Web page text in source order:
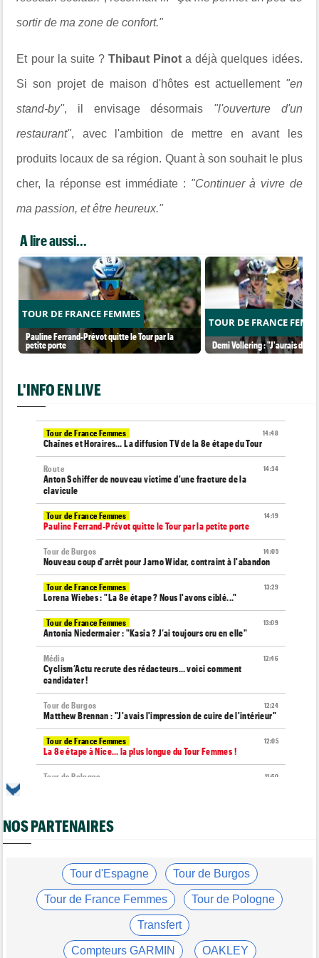
sortir de ma zone de confort."
Et pour la suite ? Thibaut Pinota déjà quelques idées.
Si son projet de maison d'hôtes est actuellement "en
stand-by", il envisage désormais "l'ouverture d'un
restaurant", avec l'ambition de mettre en avant les
produits locaux de sa région. Quant à son souhait le plus
cher, la réponse est immédiate : "Continuer à vivre de
ma passion, et être heureux."
A lire aussi...
TOUR DE FRANCE FEMMES
Pauline Ferrand-Prévot quitte le Tour par la
petite porte
TOUR DE FRANCE
Demi Vollering : "J'aurais dû
L'INFO EN LIVE
14:48
Tour de France Femmes
Chaînes et Horaires… La diffusion TV de la 8e étape du Tour
14:34
Route
Anton Schiffer de nouveau victime d'une fracture de la
clavicule
14:19
Tour de France Femmes
Pauline Ferrand-Prévot quitte le Tour par la petite porte
14:05
Tour de Burgos
Nouveau coup d'arrêt pour Jarno Widar, contraint à l'abandon
13:29
Tour de France Femmes
Lorena Wiebes : "La 8e étape ? Nous l'avons ciblé..."
13:09
Tour de France Femmes
Antonia Niedermaier : "Kasia ? J’ai toujours cru en elle"
12:46
Média
Cyclism’Actu recrute des rédacteurs… voici comment
candidater !
12:24
Tour de Burgos
Matthew Brennan : "J'avais l'impression de cuire de l'intérieur"
12:05
Tour de France Femmes
La 8e étape à Nice… la plus longue du Tour Femmes !
11:50
Tour de Pologne
Lotto-Intermarché va faire passer pro trois jeunes de sa
formation
Demi Vollering : "J'aurais dû essayer plus tôt..."
10:56
Route
Émilien Jacquelin va faire ses grands débuts en compétition le
Tour de France Femmes
Reusser : "On s'est trop regardées... tellement stupide"
NOS PARTENAIRES
Tour d'Espagne Tour de Burgos
Tour de France Femmes Tour de Pologne
Transfert
Compteurs GARMIN OAKLEY